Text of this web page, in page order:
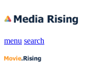
menu search